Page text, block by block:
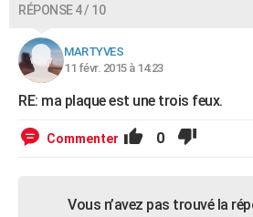
RÉPONSE 4 / 10
MARTYVES
11 févr. 2015 à 14:23
RE: ma plaque est une trois feux.
Commenter 0
Vous n’avez pas trouvé la